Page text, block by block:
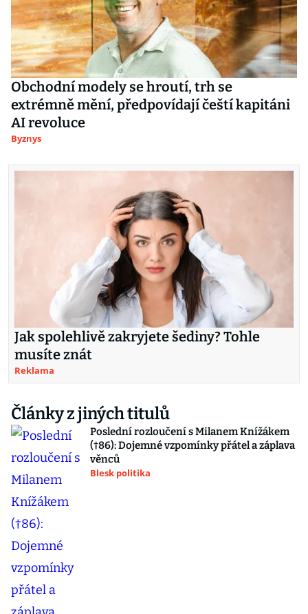
Obchodní modely se hroutí, trh se
extrémně mění, předpovídají čeští kapitáni
AI revoluce
Byznys
Jak spolehlivě zakryjete šediny? Tohle
musíte znát
Reklama
Články z jiných titulů
Poslední rozloučení s Milanem Knížákem
(†86): Dojemné vzpomínky přátel a záplava
věnců
Blesk politika